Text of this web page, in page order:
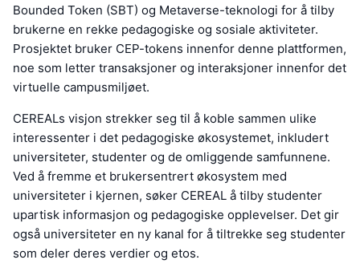
Bounded Token (SBT) og Metaverse-teknologi for å tilby
brukerne en rekke pedagogiske og sosiale aktiviteter.
Prosjektet bruker CEP-tokens innenfor denne plattformen,
noe som letter transaksjoner og interaksjoner innenfor det
virtuelle campusmiljøet.
CEREALs visjon strekker seg til å koble sammen ulike
interessenter i det pedagogiske økosystemet, inkludert
universiteter, studenter og de omliggende samfunnene.
Ved å fremme et brukersentrert økosystem med
universiteter i kjernen, søker CEREAL å tilby studenter
upartisk informasjon og pedagogiske opplevelser. Det gir
også universiteter en ny kanal for å tiltrekke seg studenter
som deler deres verdier og etos.